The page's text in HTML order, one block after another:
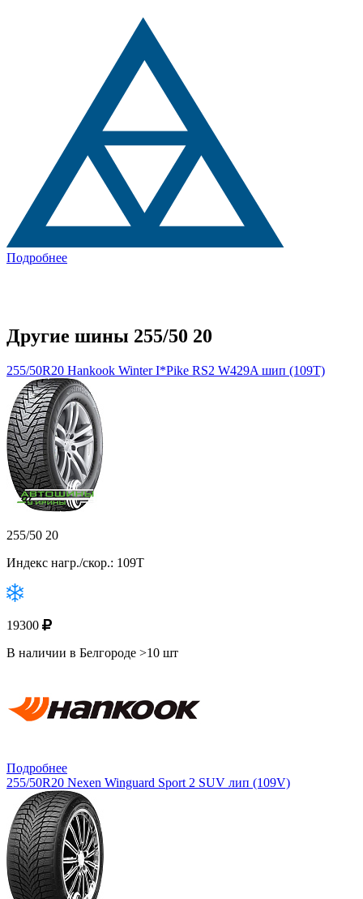
Подробнее
Другие шины 255/50 20
255/50R20 Hankook Winter I*Pike RS2 W429A шип (109T)
255/50 20
Индекс нагр./скор.: 109T
19300
В наличии в Белгороде >10 шт
Подробнее
255/50R20 Nexen Winguard Sport 2 SUV лип (109V)